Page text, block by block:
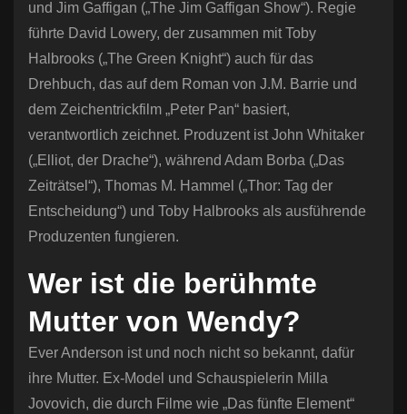
und Jim Gaffigan („The Jim Gaffigan Show“). Regie
führte David Lowery, der zusammen mit Toby
Halbrooks („The Green Knight“) auch für das
Drehbuch, das auf dem Roman von J.M. Barrie und
dem Zeichentrickfilm „Peter Pan“ basiert,
verantwortlich zeichnet. Produzent ist John Whitaker
(„Elliot, der Drache“), während Adam Borba („Das
Zeiträtsel“), Thomas M. Hammel („Thor: Tag der
Entscheidung“) und Toby Halbrooks als ausführende
Produzenten fungieren.
Wer ist die berühmte
Mutter von Wendy?
Ever Anderson ist und noch nicht so bekannt, dafür
ihre Mutter. Ex-Model und Schauspielerin Milla
Jovovich, die durch Filme wie „Das fünfte Element“